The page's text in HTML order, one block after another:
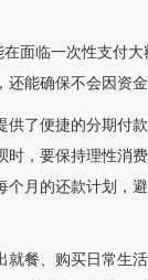
面临一次性支付
能确保不会因资
了便捷的分期付
，要保持理性消
月的还款计划，
餐、购买日常生